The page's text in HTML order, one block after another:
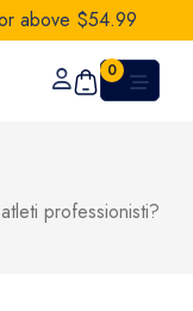
above $54.99
0
professionisti?